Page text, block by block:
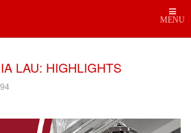
MENU
LAU: HIGHLIGHTS